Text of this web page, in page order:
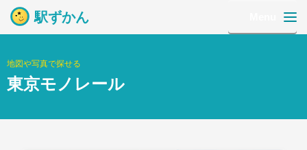
駅ずかん
地図や写真で探せる
東京モノレール